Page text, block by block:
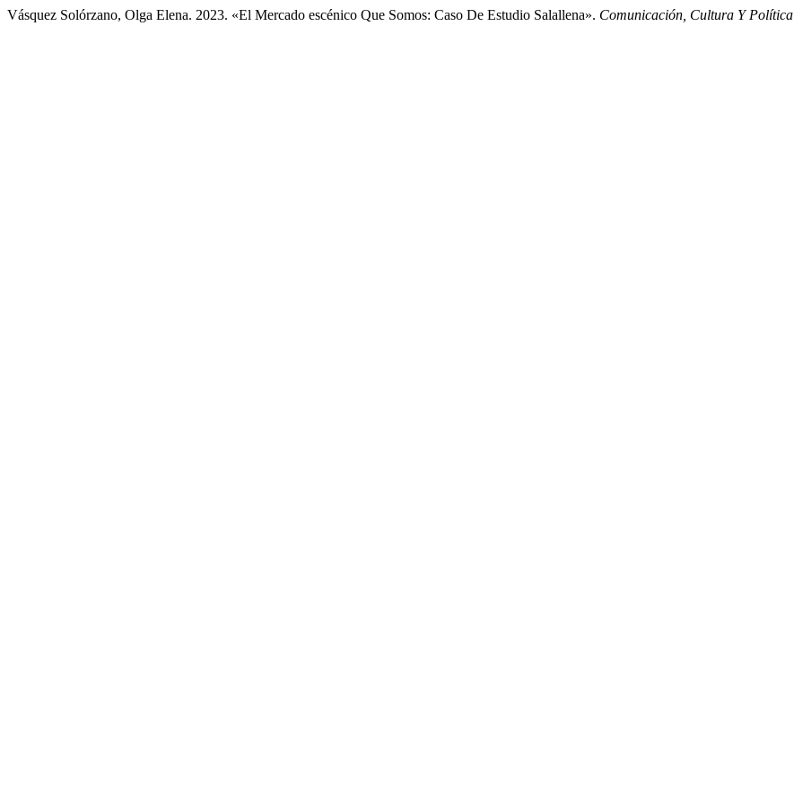
Vásquez Solórzano, Olga Elena. 2023. «El Mercado escénico Que Somos: Caso De Estudio Salallena». Comunicación, Cultura Y Política